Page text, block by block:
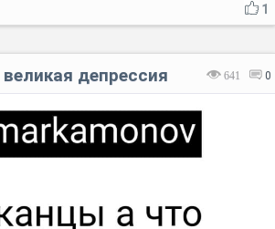
1
641 0
депрессия